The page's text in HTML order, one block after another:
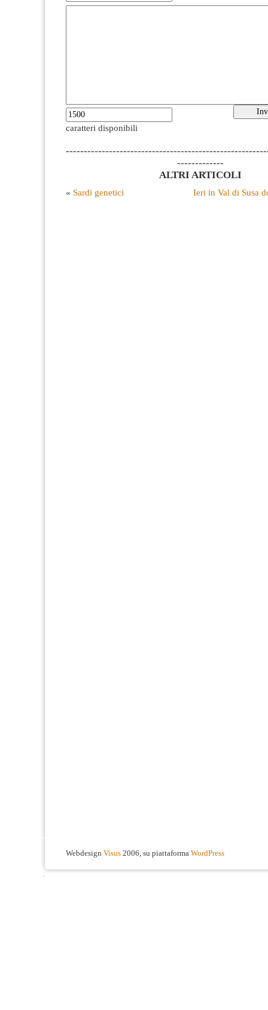
caratteri disponibili
-------------
ALTRI ARTICOLI
« Sardi genetici Ieri in Val di Susa
Webdesign Visus 2006, su piattaforma WordPress